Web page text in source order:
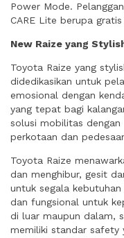
Power Mode.
CARE Lite berupa
New Raize yang
Toyota Raize yang
didedikasikan untuk
emosional dengan
yang tepat bagi
solusi mobilitas dengan
perkotaan dan
Toyota Raize
dan menghibur, gesit
untuk segala
dan fungsional untuk
di luar maupun dalam,
memiliki standar safety